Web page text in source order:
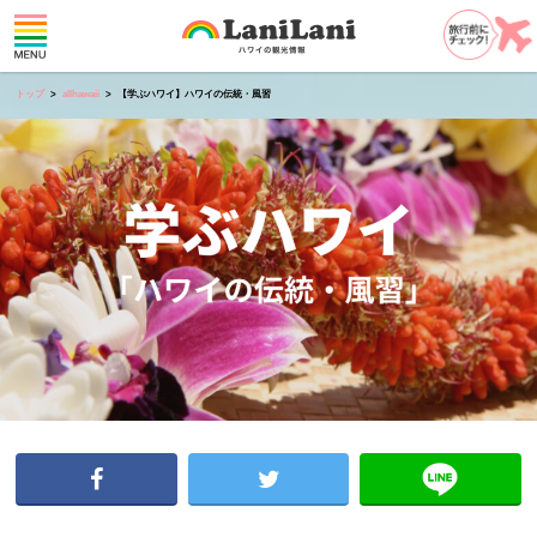
トップ allhawaii 【学ぶハワイ】ハワイの伝統・風習